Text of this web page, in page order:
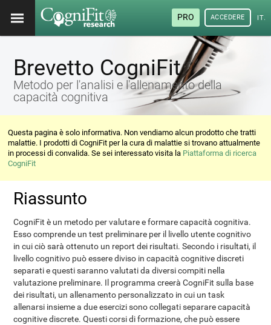
PRO ACCEDERE
Brevetto CogniFit
Metodo per l'analisi e l'allenamento della
capacità cognitiva
Questa pagina è solo informativa. Non vendiamo alcun prodotto che tratti
malattie. I prodotti di CogniFit per la cura di malattie si trovano attualmente
in processi di convalida. Se sei interessato visita la Piattaforma di ricerca
CogniFit
Riassunto
CogniFit è un metodo per valutare e formare capacità cognitiva.
Esso comprende un test preliminare per il livello utente cognitivo
in cui ciò sarà ottenuto un report dei risultati. Secondo i risultati, il
livello cognitivo può essere diviso in capacità cognitive discreti
separati e questi saranno valutati da diversi compiti nella
valutazione preliminare. Il programma creerà CogniFit sulla base
dei risultati, un allenamento personalizzato in cui un task
allenarsi insieme a due esercizi sono collegati separare capacità
cognitive discrete. Questi corsi di formazione, che può essere